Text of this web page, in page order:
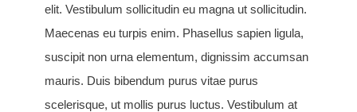
elit. Vestibulum sollicitudin eu magna ut sollicitudin.
Maecenas eu turpis enim. Phasellus sapien ligula,
suscipit non urna elementum, dignissim accumsan
mauris. Duis bibendum purus vitae purus
scelerisque, ut mollis purus luctus. Vestibulum at